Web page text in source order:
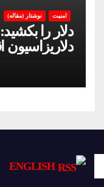
امنیت نوشتار (مقاله)
دلار را
دلاریزاسیون
ENGLISH